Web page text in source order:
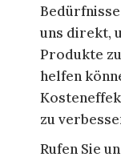
uns direkt,
Produkte
helfen
zu
Rufen Sie